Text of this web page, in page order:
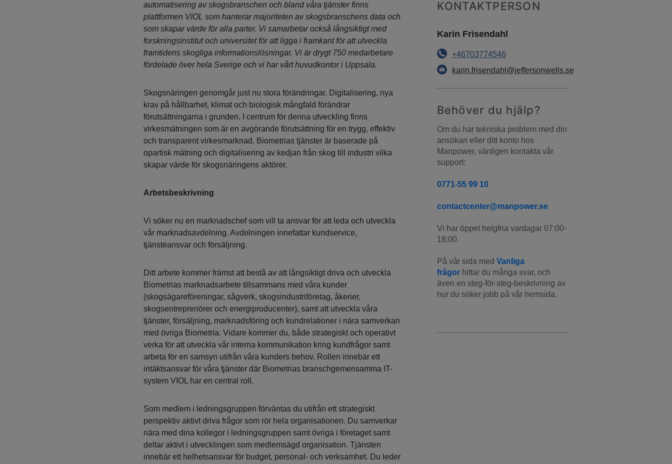
automatisering av skogsbranschen och bland våra tjänster finns
plattformen VIOL som hanterar majoriteten av skogsbranschens data och
som skapar värde för alla parter. Vi samarbetar också långsiktigt med
forskningsinstitut och universitet för att ligga i framkant för att utveckla
framtidens skogliga informationslösningar. Vi är drygt 750 medarbetare
fördelade över hela Sverige och vi har vårt huvudkontor i Uppsala.
Skogsnäringen genomgår just nu stora förändringar. Digitalisering, nya
krav på hållbarhet, klimat och biologisk mångfald förändrar
förutsättningarna i grunden. I centrum för denna utveckling finns
virkesmätningen som är en avgörande förutsättning för en trygg, effektiv
och transparent virkesmarknad. Biometrias tjänster är baserade på
opartisk mätning och digitalisering av kedjan från skog till industri vilka
skapar värde för skogsnäringens aktörer.
Arbetsbeskrivning
Vi söker nu en marknadschef som vill ta ansvar för att leda och utveckla
vår marknadsavdelning. Avdelningen innefattar kundservice,
tjänsteansvar och försäljning.
Ditt arbete kommer främst att bestå av att långsiktigt driva och utveckla
Biometrias marknadsarbete tillsammans med våra kunder
(skogsägareföreningar, sågverk, skogsindustriföretag, åkerier,
skogsentreprenörer och energiproducenter), samt att utveckla våra
tjänster, försäljning, marknadsföring och kundrelationer i nära samverkan
med övriga Biometria. Vidare kommer du, både strategiskt och operativt
verka för att utveckla vår interna kommunikation kring kundfrågor samt
arbeta för en samsyn utifrån våra kunders behov. Rollen innebär ett
intäktsansvar för våra tjänster där Biometrias branschgemensamma IT-
system VIOL har en central roll.
Som medlem i ledningsgruppen förväntas du utifrån ett strategiskt
perspektiv aktivt driva frågor som rör hela organisationen. Du samverkar
nära med dina kollegor i ledningsgruppen samt övriga i företaget samt
deltar aktivt i utvecklingen som medlemsägd organisation. Tjänsten
innebär ett helhetsansvar för budget, personal- och verksamhet. Du leder
KONTAKTPERSON
Karin Frisendahl
+46703774546
karin.frisendahl@jeffersonwells.se
Behöver du hjälp?
Om du har tekniska problem med din
ansökan eller ditt konto hos
Manpower, vänligen kontakta vår
support:
0771-55 99 10
contactcenter@manpower.se
Vi har öppet helgfria vardagar 07:00-
18:00.
På vår sida med Vanliga
frågor hittar du många svar, och
även en steg-för-steg-beskrivning av
hur du söker jobb på vår hemsida.